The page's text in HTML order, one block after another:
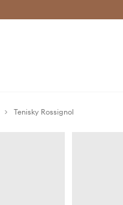
Doručení a vrácení
Tenisky Rossignol